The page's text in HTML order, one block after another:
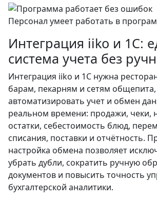
Персонал умеет работать в
Интеграция iiko и 1С:
система учета без
Интеграция iiko и 1С нужна
барам, пекарням и сетям
автоматизировать учет и обмен
реальном времени: продажи, чеки,
остатки, себестоимость блюд,
списания, поставки и отчётность.
настройка обмена позволяет
убрать дубли, сократить ручную
документов и повысить точность
бухгалтерской аналитики.